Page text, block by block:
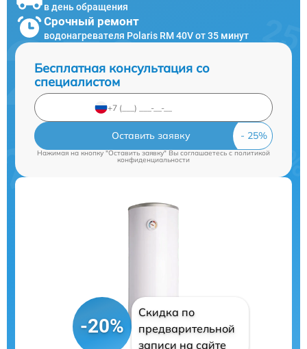
в день обращения
Срочный ремонт
водонагревателя Polaris RM 40V от 35 минут
Бесплатная консультация со
специалистом
Оставить заявку
Нажимая на кнопку "Оставить заявку" Вы соглашаетесь cполитикой
конфиденциальности
-20%
Скидка по
предварительной
записи на сайте